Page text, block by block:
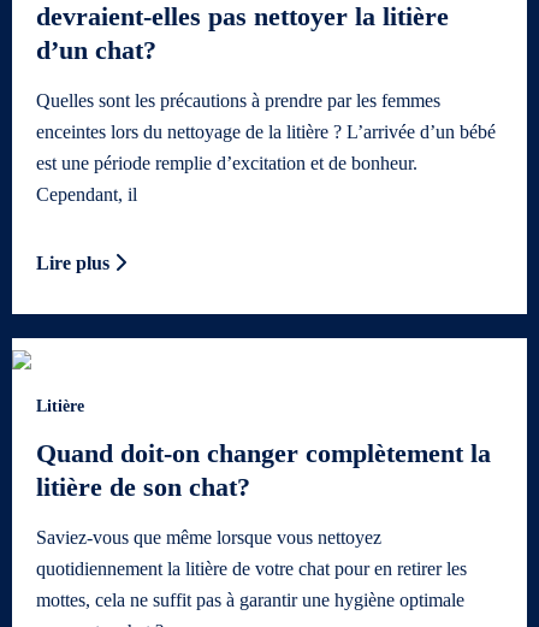
devraient-elles pas nettoyer la litière
d’un chat?
Quelles sont les précautions à prendre par les femmes
enceintes lors du nettoyage de la litière ? L’arrivée d’un bébé
est une période remplie d’excitation et de bonheur.
Cependant, il
Lire plus
Litière
Quand doit-on changer complètement la
litière de son chat?
Saviez-vous que même lorsque vous nettoyez
quotidiennement la litière de votre chat pour en retirer les
mottes, cela ne suffit pas à garantir une hygiène optimale